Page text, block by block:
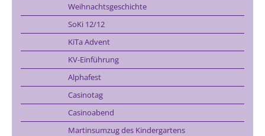
Weihnachtsgeschichte
SoKi 12/12
KiTa Advent
KV-Einführung
Alphafest
Casinotag
Casinoabend
Martinsumzug des Kindergartens